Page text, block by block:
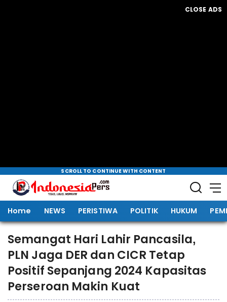
CLOSE ADS
SCROLL TO CONTINUE WITH CONTENT
Home NEWS PERISTIWA POLITIK HUKUM
Semangat Hari Lahir Pancasila,
PLN Jaga DER dan CICR Tetap
Positif Sepanjang 2024 Kapasitas
Perseroan Makin Kuat